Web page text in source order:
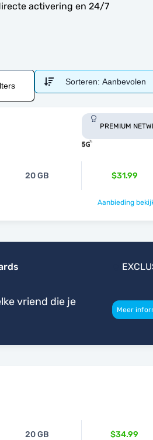
activering en 24/7
Sorteren: Aanbevolen
PREMIUM
20 GB $31.99
Aanbieding
vriend die je
Meer
20 GB $34.99